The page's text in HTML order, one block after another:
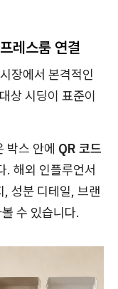
레스룸 연결
장에서 본격적인
상 시딩이 표준이
박스 안에 QR 코드
. 해외 인플루언서
성분 디테일, 브랜
수 있습니다.